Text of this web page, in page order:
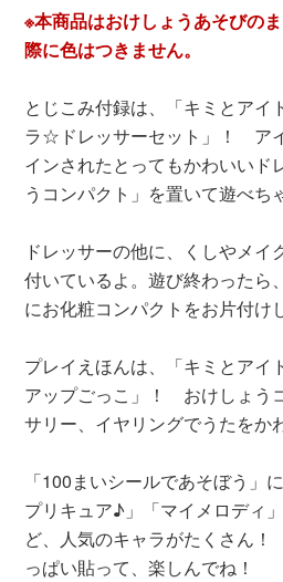
※本商品はおけしょうあそびの
際に色はつきません。
とじこみ付録は、「キミとアイ
ラ☆ドレッサーセット」！ ア
インされたとってもかわいいド
うコンパクト」を置いて遊べち
ドレッサーの他に、くしやメ
付いているよ。遊び終わったら
にお化粧コンパクトをお片付け
プレイえほんは、「キミとアイ
アップごっこ」！ おけしょう
サリー、イヤリングでうたを
「100まいシールであそぼう」
プリキュア♪」「マイメロディ
ど、人気のキャラがたくさん
っぱい貼って、楽しんでね！